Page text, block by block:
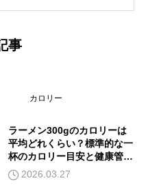
事
カロリー
ラーメン300gのカロリーは
平均どれくらい？標準的な一
杯のカロリー目安と健康管理
のポイント
2026.03.27